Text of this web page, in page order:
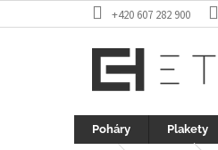
na
+420 607 282 900
Poháry Plakety